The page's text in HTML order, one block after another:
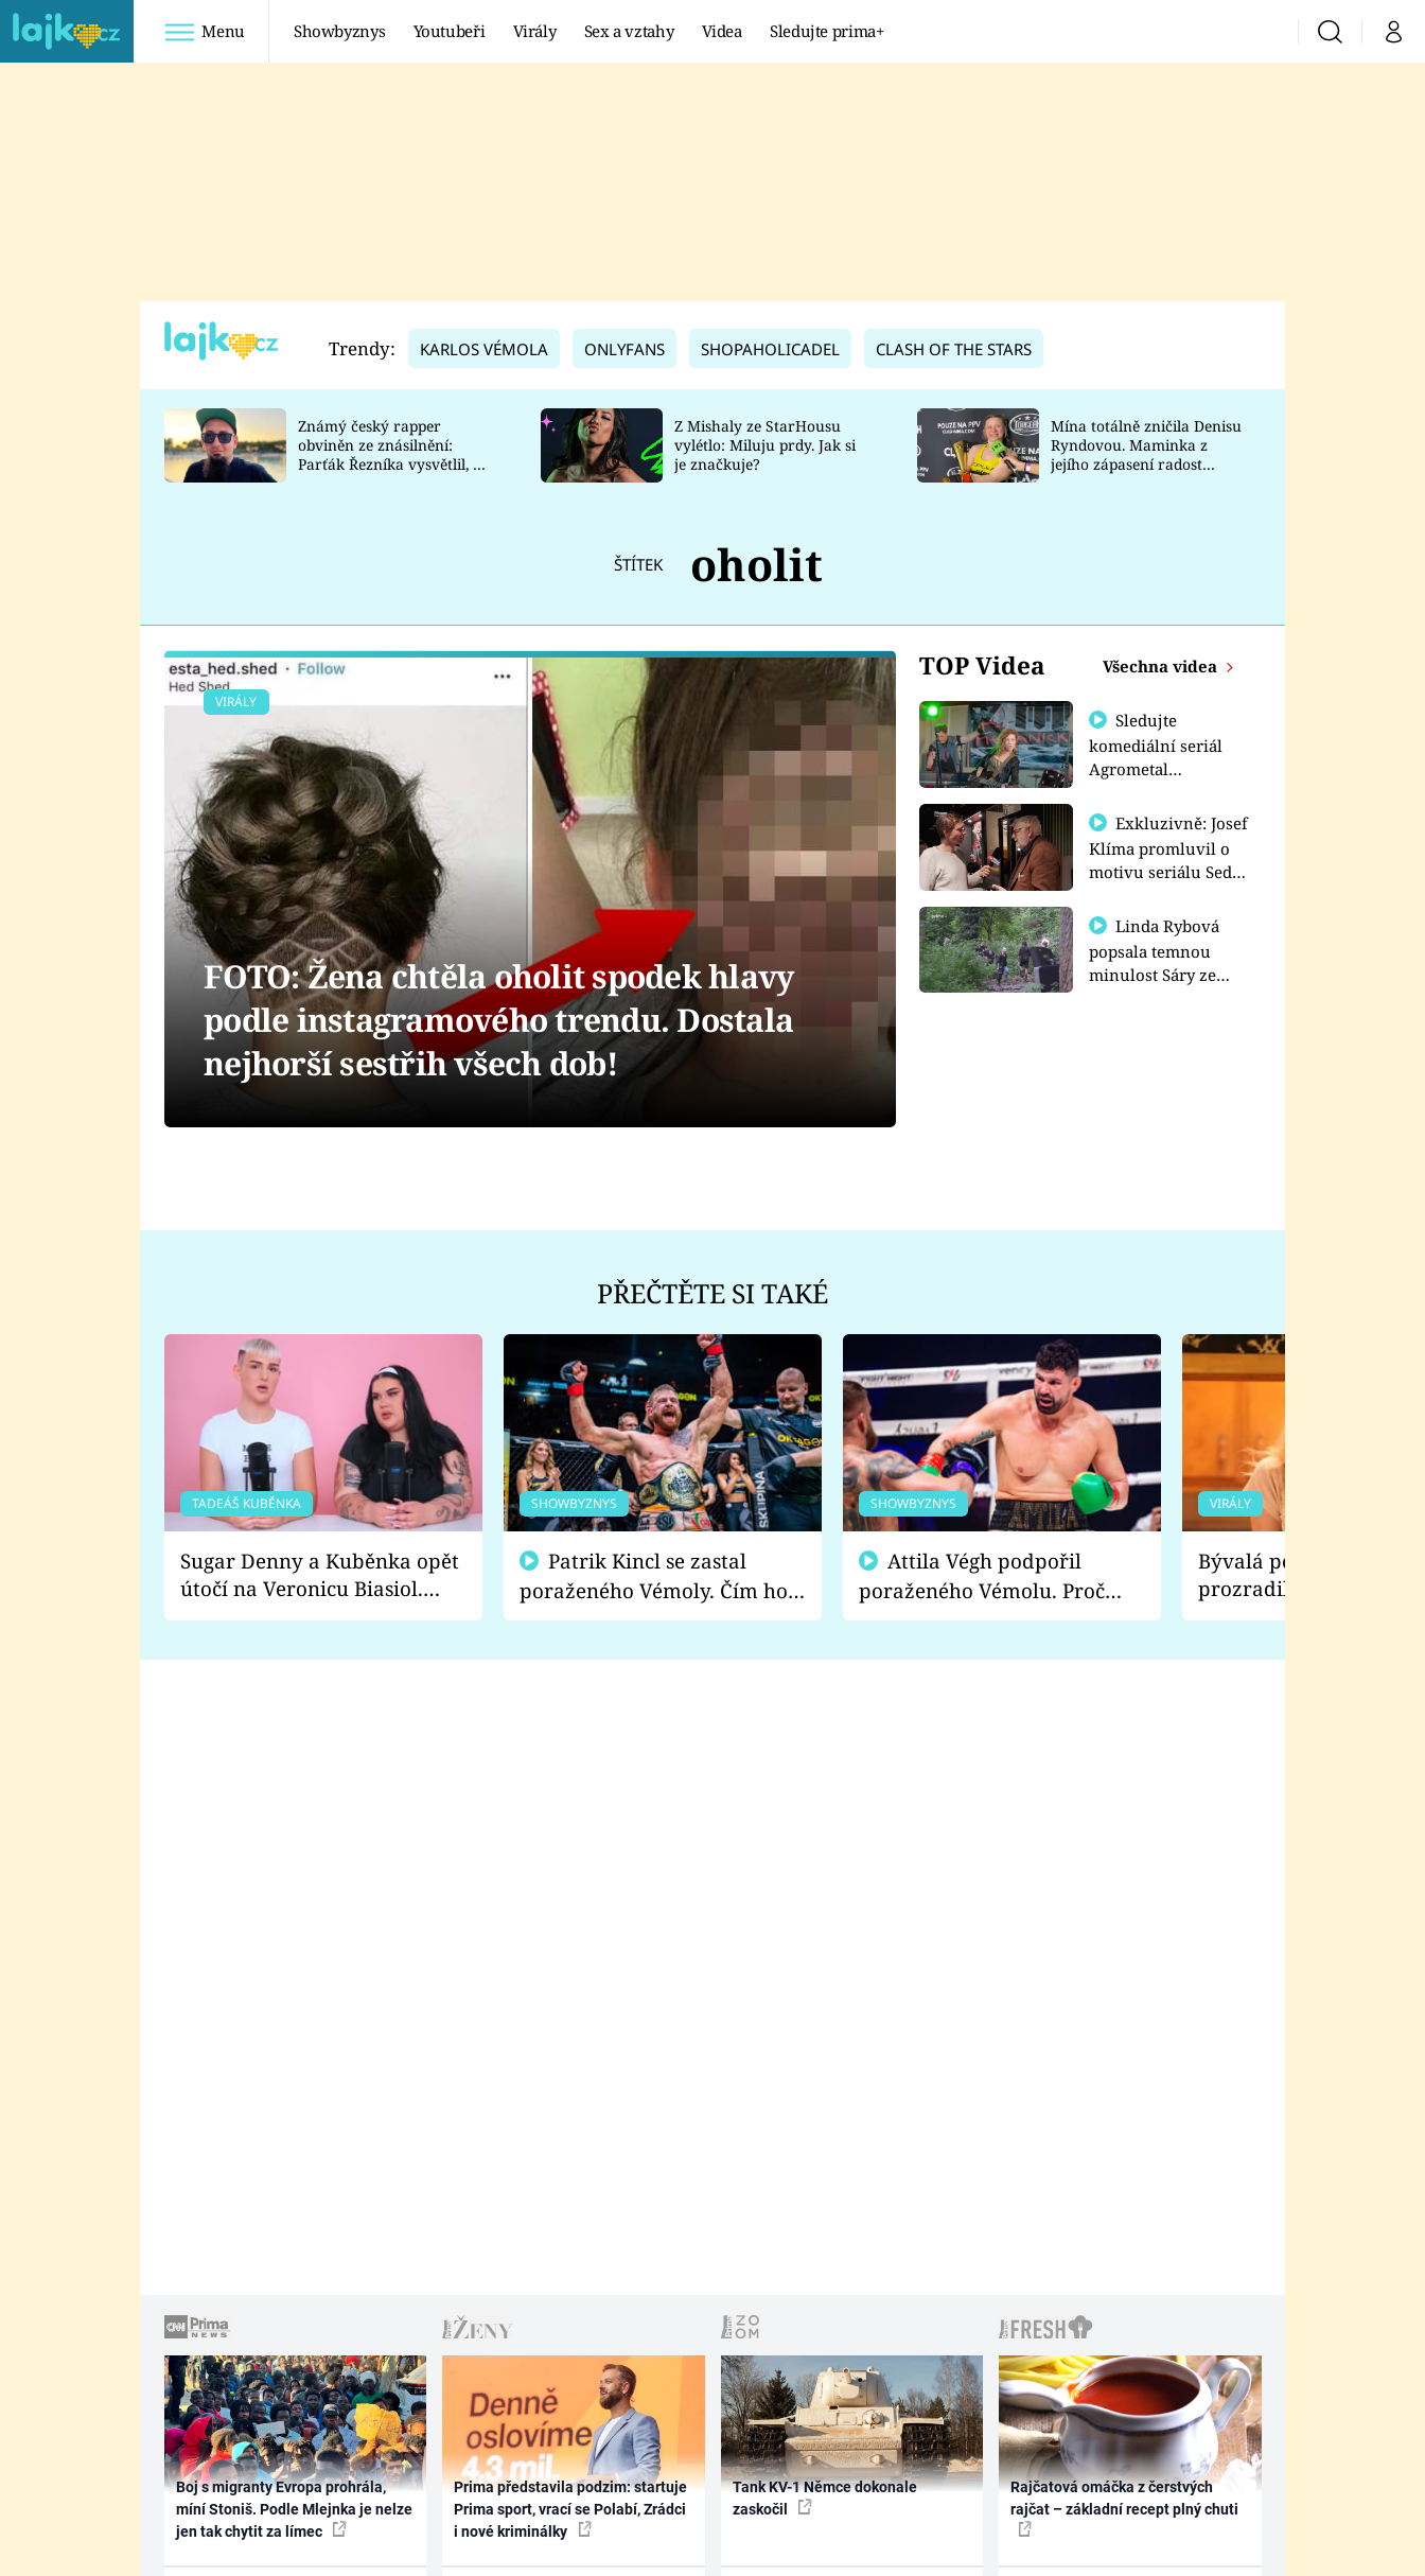
Menu Showbyznys Youtubeři Virály Sex a vztahy Videa Sledujte prima+ VyhledáváníMůj
TADEÁŠ KUBĚNKA
DATEL
Prima Lajk
Sledujte nás
Trendy: KARLOS VÉMOLA ONLYFANS SHOPAHOLICADEL CLASH OF THE STARS
Známý český rapper
obviněn ze znásilnění:
Parťák Řezníka vysvětlil, co
Z Mishaly ze StarHousu
vylétlo: Miluju prdy. Jak si
je značkuje?
Mína totálně zničila Denisu
Ryndovou. Maminka z
jejího zápasení radost
ŠTÍTEK oholit
TOP Videa Všechna videa
Sledujte
komediální seriál
Agrometal
prima+
Exkluzivně: Josef
Klíma promluvil o
motivu seriálu Sedm
Linda Rybová
popsala temnou
minulost Sáry ze
VIRÁLY
FOTO: Žena chtěla oholit spodek hlavy
podle instagramového trendu. Dostala
nejhorší sestřih všech dob!
PŘEČTĚTE SI TAKÉ
TADEÁŠ KUBĚNKA
Sugar Denny a Kuběnka opět
útočí na Veronicu Biasiol.
Proč je podle nich falešná a
SHOWBYZNYS
poraženého Vémoly. Čím ho
fanoušci naštvali?
SHOWBYZNYS
poraženého Vémolu. Proč
chce raději zápasit s ním než
VIRÁLY
Bývalá pornoherečka
prozradila, co ji
natáčení Euforie.
Boj s migranty Evropa prohrála,
míní Stoniš. Podle Mlejnka je nelze
jen tak chytit za límec
Prima představila podzim: startuje
Prima sport, vrací se Polabí, Zrádci
i nové kriminálky
Tank KV-1 Němce dokonale
zaskočil
Rajčatová omáčka z čerstvých
rajčat – základní recept plný chuti